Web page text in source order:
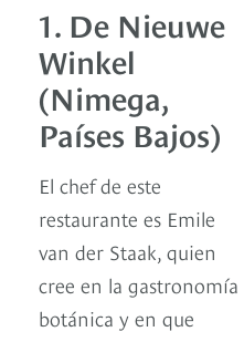
1. De Nieuwe
Winkel
(Nimega,
Países Bajos)
El chef de este
restaurante es Emile
van der Staak, quien
cree en la gastronomía
botánica y en que